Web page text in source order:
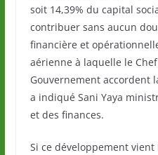
soit 14,39% du capital
contribuer sans aucun
financière et
aérienne à laquelle le Chef
Gouvernement accordent
a indiqué Sani Yaya
et des finances.
Si ce développement